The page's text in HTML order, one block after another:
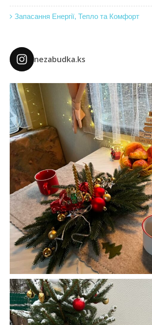
Запасання Енергії, Тепло та Комфорт
nezabudka.ks